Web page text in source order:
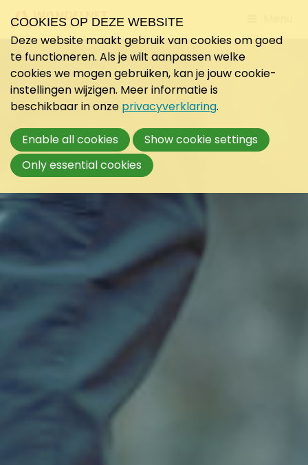
to
COOKIES OP DEZE WEBSITE
Deze website maakt gebruik van cookies om goed
te functioneren. Als je wilt aanpassen welke
cookies we mogen gebruiken, kan je jouw cookie-
instellingen wijzigen. Meer informatie is
beschikbaar in onze privacyverklaring.
Enable all cookies
Show cookie settings
Only essential cookies